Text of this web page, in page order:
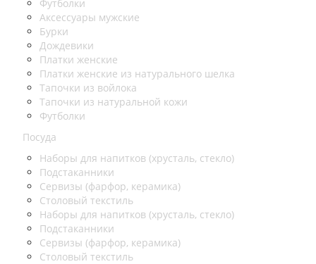
Футболки
Аксессуары мужские
Бурки
Дождевики
Платки женские
Платки женские из натурального шелка
Тапочки из войлока
Тапочки из натуральной кожи
Футболки
Посуда
Наборы для напитков (хрусталь, стекло)
Подстаканники
Сервизы (фарфор, керамика)
Столовый текстиль
Наборы для напитков (хрусталь, стекло)
Подстаканники
Сервизы (фарфор, керамика)
Столовый текстиль